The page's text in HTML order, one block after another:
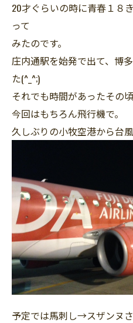
20才ぐらいの時に青春１８
って
みたのです。
庄内通駅を始発で出て、博
た(^_^;)
それでも時間があったその
今回はもちろん飛行機で。
久しぶりの小牧空港から台
予定では馬刺し→スザンヌさ